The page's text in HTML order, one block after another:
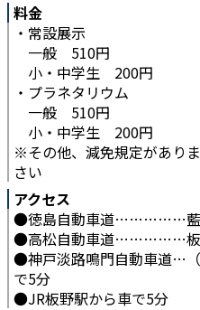
料金
・常設展示
一般 510円
小・中学生 200円
・プラネタリウム
一般 510円
小・中学生 200円
※その他、減免規定があり
さい
アクセス
●徳島自動車道……………藍
●高松自動車道……………板
●神戸淡路鳴門自動車道…
で5分
●JR板野駅から車で5分